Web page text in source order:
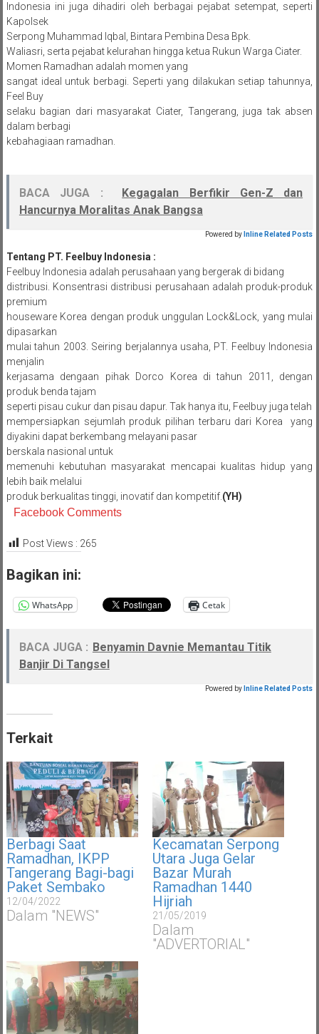
Indonesia ini juga dihadiri oleh berbagai pejabat setempat, seperti
Kapolsek
Serpong Muhammad Iqbal, Bintara Pembina Desa Bpk.
Waliasri, serta pejabat kelurahan hingga ketua Rukun Warga Ciater.
Momen Ramadhan adalah momen yang
sangat ideal untuk berbagi. Seperti yang dilakukan setiap tahunnya,
Feel Buy
selaku bagian dari masyarakat Ciater, Tangerang, juga tak absen
dalam berbagi
kebahagiaan ramadhan.
BACA JUGA :
Kegagalan Berfikir Gen-Z dan
Hancurnya Moralitas Anak Bangsa
Powered by Inline Related Posts
Tentang PT. Feelbuy Indonesia :
Feelbuy Indonesia adalah perusahaan yang bergerak di bidang
distribusi. Konsentrasi distribusi perusahaan adalah produk-produk
premium
houseware Korea dengan produk unggulan Lock&Lock, yang mulai
dipasarkan
mulai tahun 2003. Seiring berjalannya usaha, PT. Feelbuy Indonesia
menjalin
kerjasama dengaan pihak Dorco Korea di tahun 2011, dengan
produk benda tajam
seperti pisau cukur dan pisau dapur. Tak hanya itu, Feelbuy juga telah
mempersiapkan sejumlah produk pilihan terbaru dari Korea yang
diyakini dapat berkembang melayani pasar
berskala nasional untuk
memenuhi kebutuhan masyarakat mencapai kualitas hidup yang
lebih baik melalui
produk berkualitas tinggi, inovatif dan kompetitif. (YH)
Facebook Comments
Post Views : 265
Bagikan ini:
WhatsApp Cetak
BACA JUGA : Benyamin Davnie Memantau Titik
Banjir Di Tangsel
Powered by Inline Related Posts
Terkait
Berbagi Saat
Ramadhan, IKPP
Tangerang Bagi-bagi
Paket Sembako
12/04/2022
Dalam "NEWS"
Kecamatan Serpong
Utara Juga Gelar
Bazar Murah
Ramadhan 1440
Hijriah
21/05/2019
Dalam
"ADVERTORIAL"